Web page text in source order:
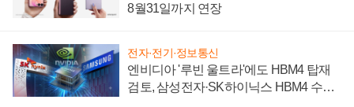
8월31일까지 연장
전자·전기·정보통신
엔비디아 '루빈 울트라'에도 HBM4 탑재
검토, 삼성전자·SK하이닉스 HBM4 수율